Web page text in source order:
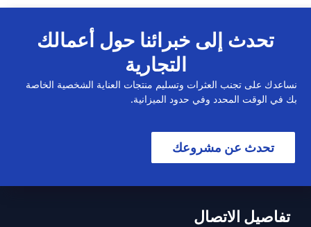
تحدث إلى خبرائنا حول أعمالك
التجارية
نساعدك على تجنب العثرات وتسليم منتجات العناية الشخصية الخاصة
بك في الوقت المحدد وفي حدود الميزانية.
تحدث عن مشروعك
تفاصيل الاتصال